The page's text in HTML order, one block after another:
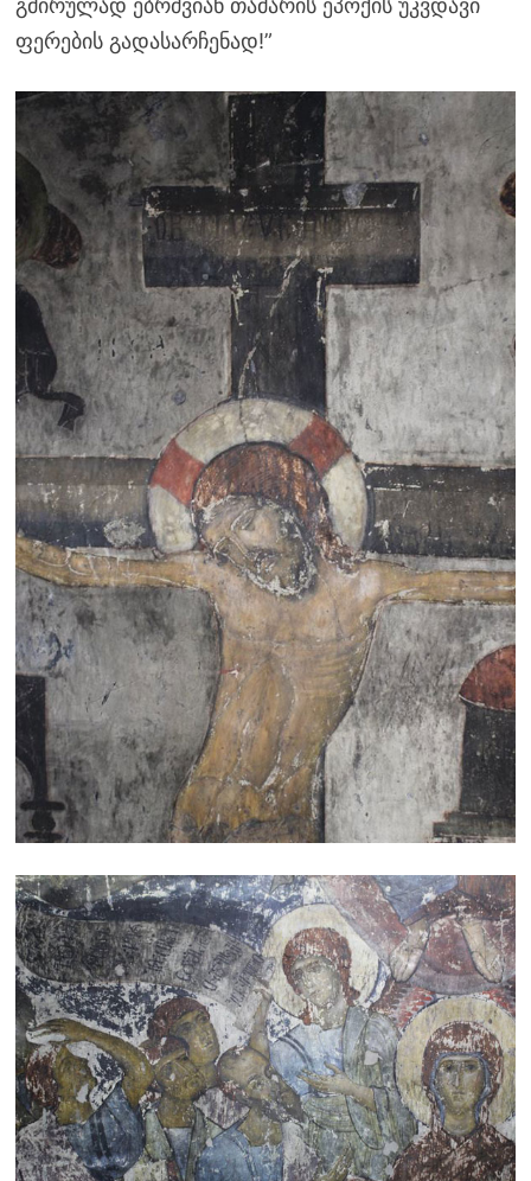
გმირულად ებრძვიან თამარის ეპოქის უკვდავი
ფერების გადასარჩენად!”